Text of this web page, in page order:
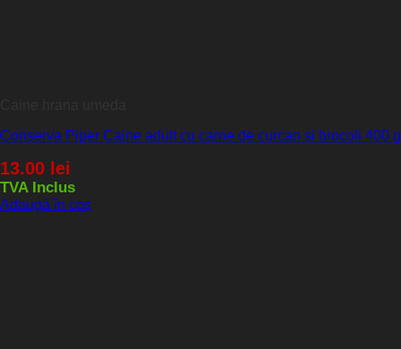
Conserva Piper Caine adult cu carne de curcan si brocoli 400 g
13.00 lei
TVA Inclus
Adaugă în coș